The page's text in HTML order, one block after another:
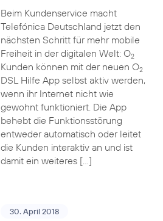
Beim Kundenservice macht
Telefónica Deutschland jetzt den
nächsten Schritt für mehr mobile
Freiheit in der digitalen Welt: O2
Kunden können mit der neuen O2
DSL Hilfe App selbst aktiv werden,
wenn ihr Internet nicht wie
gewohnt funktioniert. Die App
behebt die Funktionsstörung
entweder automatisch oder leitet
die Kunden interaktiv an und ist
damit ein weiteres […]
30. April 2018